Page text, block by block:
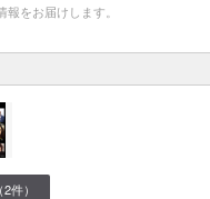
をお届けします。
件）